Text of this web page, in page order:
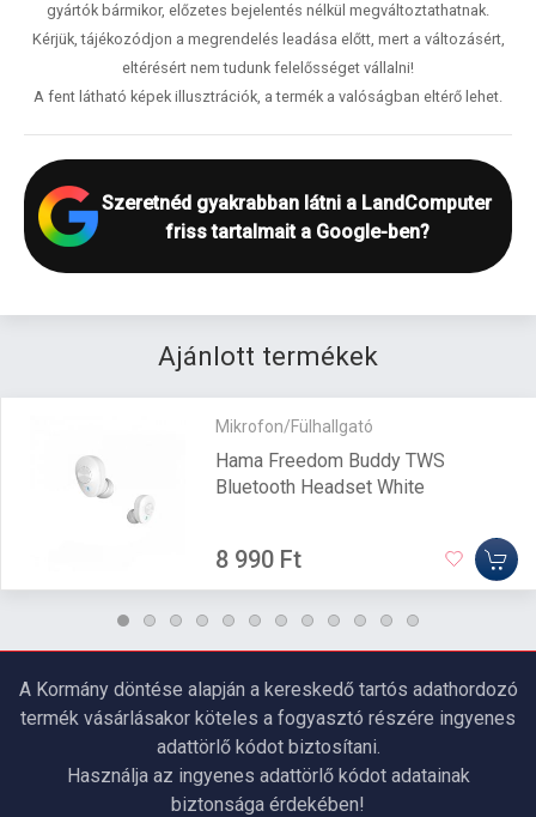
gyártók bármikor, előzetes bejelentés nélkül megváltoztathatnak.
Kérjük, tájékozódjon a megrendelés leadása előtt, mert a változásért,
eltérésért nem tudunk felelősséget vállalni!
A fent látható képek illusztrációk, a termék a valóságban eltérő lehet.
Szeretnéd gyakrabban látni a LandComputer
friss tartalmait a Google-ben?
Ajánlott termékek
Mikrofon/Fülhallgató
Hama Freedom Buddy TWS
Bluetooth Headset White
8 990 Ft
A Kormány döntése alapján a kereskedő tartós adathordozó
termék vásárlásakor köteles a fogyasztó részére ingyenes
adattörlő kódot biztosítani.
Használja az ingyenes adattörlő kódot adatainak
biztonsága érdekében!